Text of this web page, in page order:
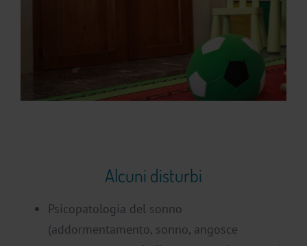
Alcuni disturbi
Psicopatologia del sonno
(addormentamento, sonno, angosce